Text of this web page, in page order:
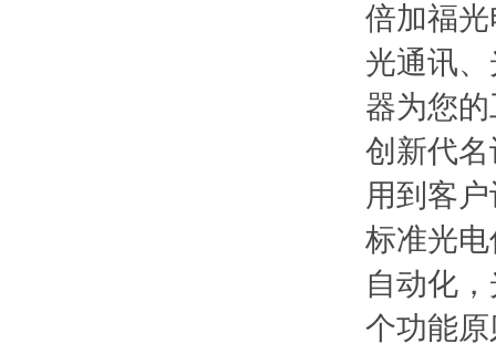
倍加福
光通讯
器为您
创新代
用到客
标准光
自动化
个功能